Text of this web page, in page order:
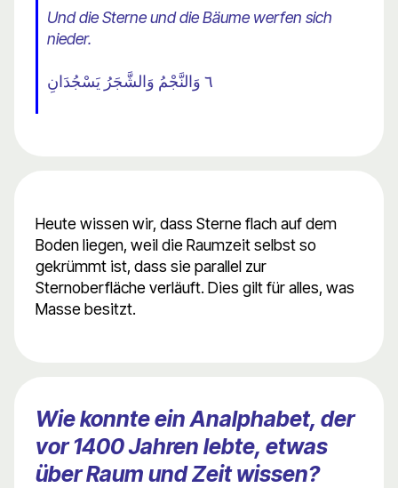
Und die Sterne und die Bäume werfen sich
nieder.
٦ وَالنَّجْمُ وَالشَّجَرُ يَسْجُدَانِ
Heute wissen wir, dass Sterne flach auf dem
Boden liegen, weil die Raumzeit selbst so
gekrümmt ist, dass sie parallel zur
Sternoberfläche verläuft. Dies gilt für alles, was
Masse besitzt.
Wie konnte ein Analphabet, der
vor 1400 Jahren lebte, etwas
über Raum und Zeit wissen?